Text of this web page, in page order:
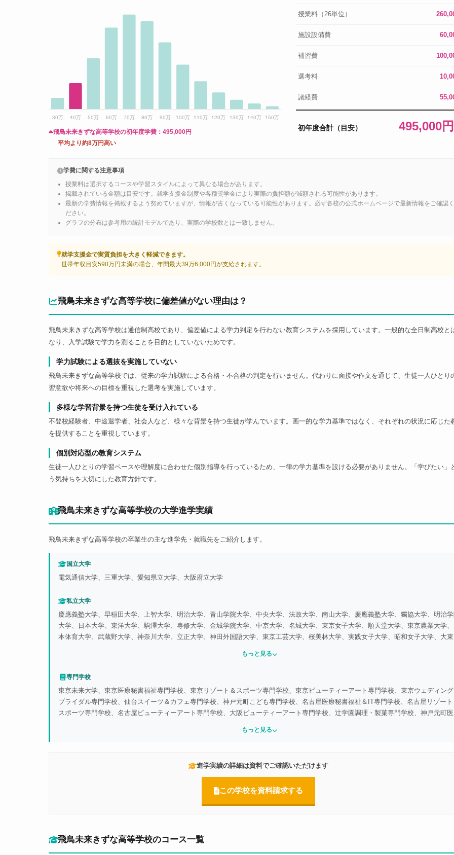
飛鳥未来きずな高等学校の初年度学費： 495,000円
平均より約8万円高い
授業料（26単位）
施設設備費
補習費
選考料
諸経費
初年度合計（目安） 495,000
学費に関する注意事項
授業料は選択するコースや学習スタイルによって異なる場合があります。
掲載されている金額は目安です。就学支援金制度や各種奨学金により実際の負担額が減額される可能性があります。
最新の学費情報を掲載するよう努めていますが、情報が古くなっている可能性があります。必ず各校の公式ホームページで最新情報をご確認く
ださい。
グラフの分布は参考用の統計モデルであり、実際の学校数とは一致しません。
就学支援金で実質負担を大きく軽減できます。
世帯年収目安590万円未満の場合、年間最大39万6,000円が支給されます。
飛鳥未来きずな高等学校に偏差値がない理由は？
飛鳥未来きずな高等学校は通信制高校であり、偏差値による学力判定を行わない教育システムを採用しています。一般的な全日制高校と
なり、入学試験で学力を測ることを目的としていないためです。
学力試験による選抜を実施していない
飛鳥未来きずな高等学校では、従来の学力試験による合格・不合格の判定を行いません。代わりに面接や作文を通じて、生徒一人ひとり
習意欲や将来への目標を重視した選考を実施しています。
多様な学習背景を持つ生徒を受け入れている
不登校経験者、中途退学者、社会人など、様々な背景を持つ生徒が学んでいます。画一的な学力基準ではなく、それぞれの状況に応じた
を提供することを重視しています。
個別対応型の教育システム
生徒一人ひとりの学習ペースや理解度に合わせた個別指導を行っているため、一律の学力基準を設ける必要がありません。「学びたい」
う気持ちを大切にした教育方針です。
飛鳥未来きずな高等学校の大学進学実績
飛鳥未来きずな高等学校の卒業生の主な進学先・就職先をご紹介します。
国立大学
電気通信大学、三重大学、愛知県立大学、大阪府立大学
私立大学
慶應義塾大学、早稲田大学、上智大学、明治大学、青山学院大学、中央大学、法政大学、南山大学、慶應義塾大学、獨協大学、明治
大学、日本大学、東洋大学、駒澤大学、専修大学、金城学院大学、中京大学、名城大学、東京女子大学、順天堂大学、東京農業大学、
本体育大学、武蔵野大学、神奈川大学、立正大学、神田外国語大学、東京工芸大学、桜美林大学、実践女子大学、昭和女子大学、大
学、北海道医療大学、東北学院大学、千葉工業大学、帝京平成大学、城西国際大学、名古屋外国語大学、愛知学院大学、神戸学院大学
大学、岐阜聖徳学園大学、大阪芸術大学、同朋大学、中部学院大学、岡崎女子大学、名古屋文理大学
もっと見る
専門学校
東京未来大学、東京医療秘書福祉専門学校、東京リゾート＆スポーツ専門学校、東京ビューティーアート専門学校、東京ウェディング
ブライダル専門学校、仙台スイーツ＆カフェ専門学校、神戸元町こども専門学校、名古屋医療秘書福祉＆IT専門学校、名古屋リゾート
スポーツ専門学校、名古屋ビューティーアート専門学校、大阪ビューティーアート専門学校、辻学園調理・製菓専門学校、神戸元町
学校、東京モード学園、専門学校ビジョナリーアーツ、文化服装学院、アミューズメントメディア総合学院、読売自動車大学校、IAA専
もっと見る
進学実績の詳細は資料でご確認いただけます
この学校を資料請求する
飛鳥未来きずな高等学校のコース一覧